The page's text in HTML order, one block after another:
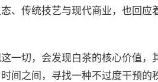
、传统技艺与现代商业，也回
一切，会发现白茶的核心价值
间之间，寻找一种不过度干预的